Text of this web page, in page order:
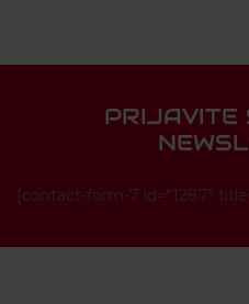
PRIJAVITE
[contact-form-7 id="1287"